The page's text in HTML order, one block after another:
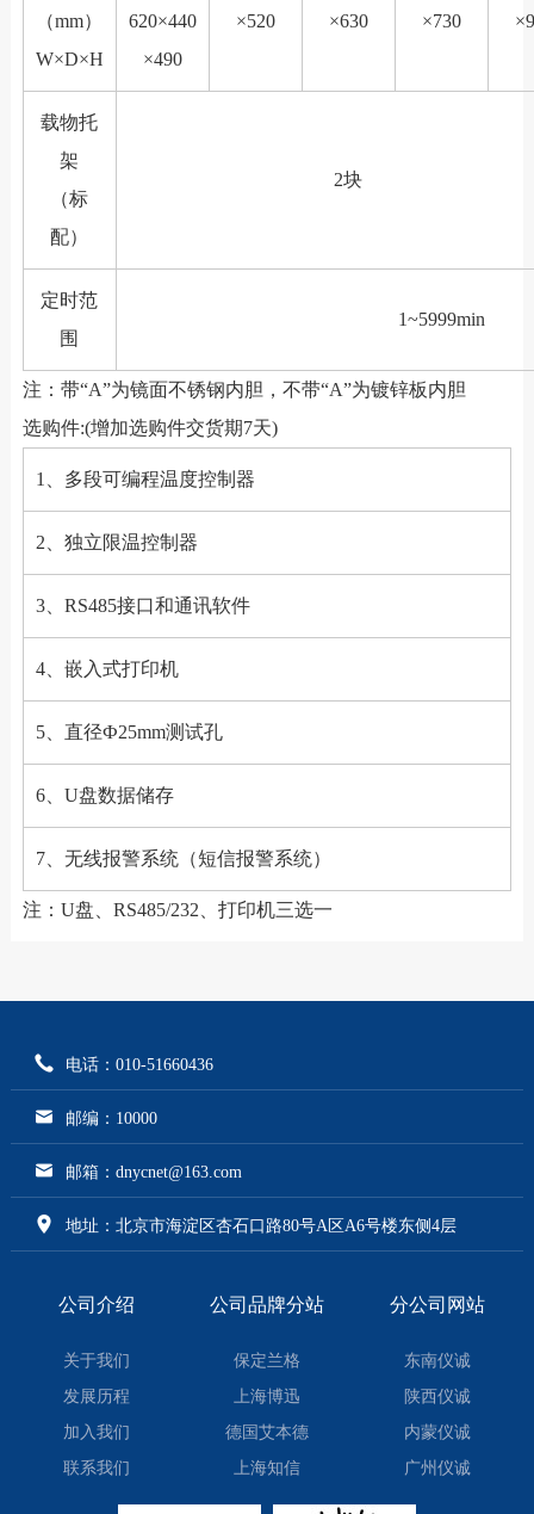
（mm）
W×D×H
620×440
×490
×520
×630
×730
载物托
架
（标
配）
2块
定时范
围
1~5999min
注：带“A”为镜面不锈钢内胆，不带“A”为镀锌板内胆
选购件:(增加选购件交货期7天)
1、多段可编程温度控制器
2、独立限温控制器
3、RS485接口和通讯软件
4、嵌入式打印机
5、直径Ф25mm测试孔
6、U盘数据储存
7、无线报警系统（短信报警系统）
注：U盘、RS485/232、打印机三选一
电话：010-51660436
邮编：10000
邮箱：dnycnet@163.com
地址：北京市海淀区杏石口路80号A区A6号楼东侧4层
公司介绍
关于我们
发展历程
加入我们
联系我们
公司品牌分站
保定兰格
上海博迅
德国艾本德
上海知信
分公司网站
东南仪诚
陕西仪诚
内蒙仪诚
广州仪诚